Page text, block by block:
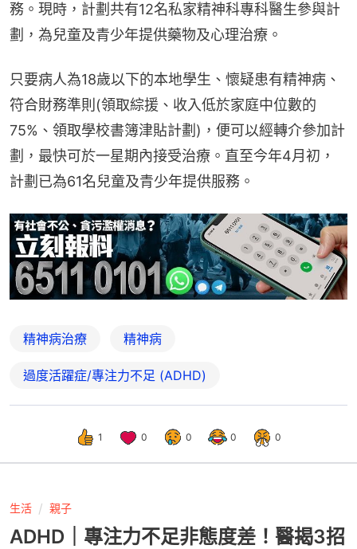
務。現時，計劃共有12名私家精神科專科醫生參與計
劃，為兒童及青少年提供藥物及心理治療。
只要病人為18歲以下的本地學生、懷疑患有精神病、
符合財務準則(領取綜援、收入低於家庭中位數的
75%、領取學校書簿津貼計劃)，便可以經轉介參加計
劃，最快可於一星期內接受治療。直至今年4月初，
計劃已為61名兒童及青少年提供服務。
精神病治療 精神病
過度活躍症/專注力不足 (ADHD)
1 0 0 0 0
生活 親子
ADHD｜專注力不足非態度差！醫揭3招